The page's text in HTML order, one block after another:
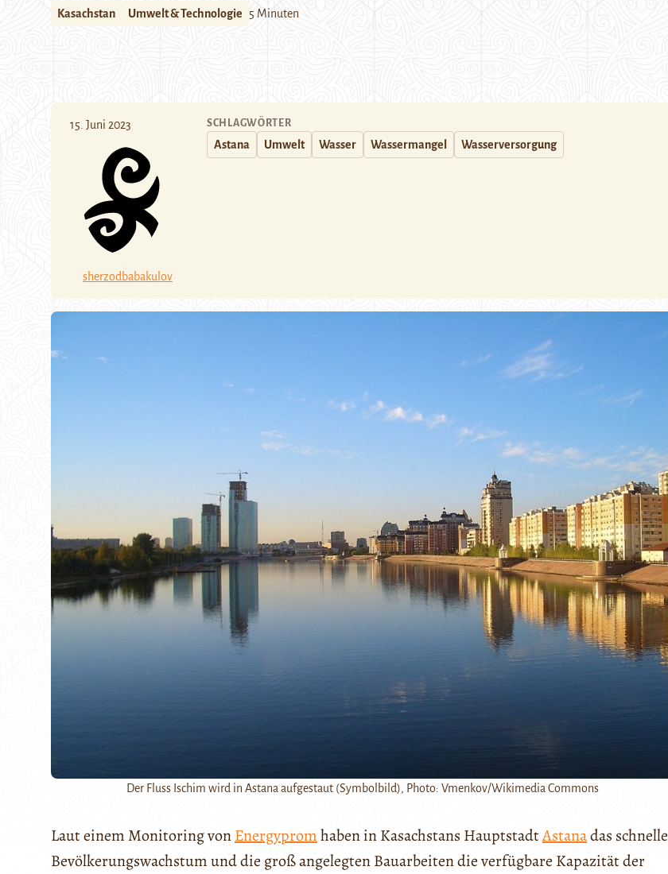
Kasachstan Umwelt & Technologie 5 Minuten
15. Juni 2023
sherzodbabakulov
SCHLAGWÖRTER
Astana Umwelt Wasser Wassermangel Wasserversorgung
Der Fluss Ischim wird in Astana aufgestaut (Symbolbild), Photo: Vmenkov/Wikimedia Commons
Laut einem Monitoring vonEnergypromhaben in Kasachstans HauptstadtAstanadas schnelle
Bevölkerungswachstum und die groß angelegten Bauarbeiten die verfügbare Kapazität der